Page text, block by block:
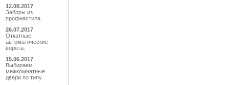
12.08.2017
Заборы из
профнастила.
26.07.2017
Откатные
автоматические
ворота.
15.06.2017
Выбираем
межкомнатные
двери по типу